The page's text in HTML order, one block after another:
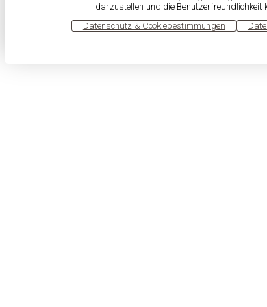
darzustellen und die Benutzerfreundlichkeit
Datenschutz & Cookiebestimmungen